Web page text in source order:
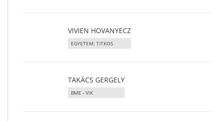
VIVIEN HOVANYECZ
EGYETEM: TITKOS
TAKÁCS GERGELY
BME - VIK